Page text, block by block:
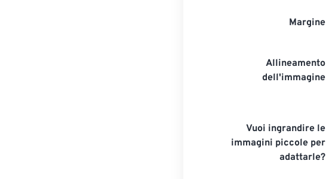
Margine
Allineamento
dell'immagine
Vuoi ingrandire le
immagini piccole per
adattarle?